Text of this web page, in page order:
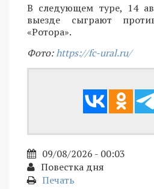
В следующем туре, 14
выезде сыграют
«Ротора».
Фото:https://fc-ural.ru/
09/08/2026 - 00:03
Повестка дня
Печать